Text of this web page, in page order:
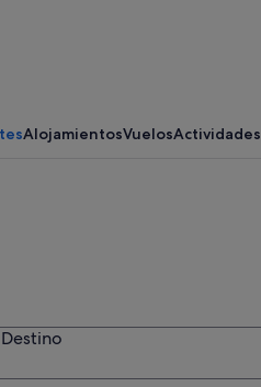
AlojamientosVuelosActividades
Destino